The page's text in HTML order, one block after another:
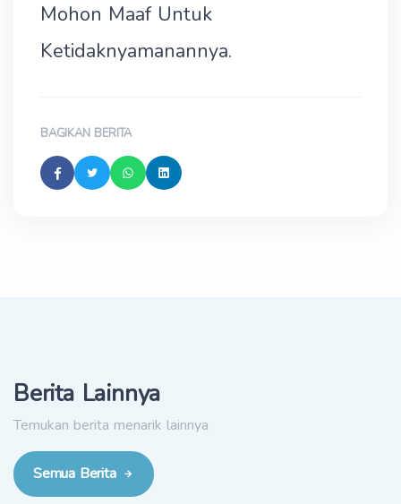
Mohon Maaf Untuk
Ketidaknyamanannya.
BAGIKAN BERITA
Berita Lainnya
Temukan berita menarik lainnya
Semua Berita